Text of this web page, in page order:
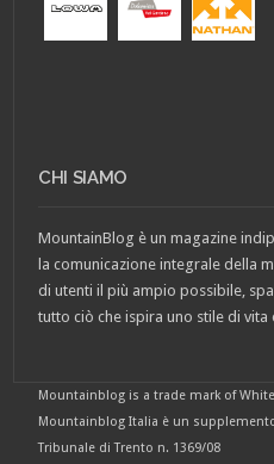
CHI SIAMO
MountainBlog è un magazine
la comunicazione integrale della
di utenti il più ampio possibile,
tutto ciò che ispira uno stile di
Mountainblog is a trade mark of
Mountainblog Italia è un
Tribunale di Trento n. 1369/08